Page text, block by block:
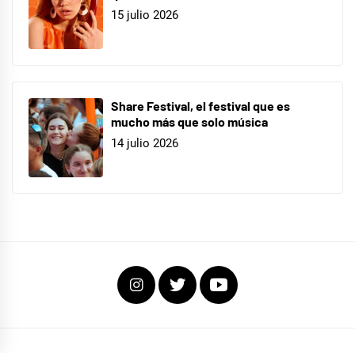
15 julio 2026
Share Festival, el festival que es
mucho más que solo música
14 julio 2026
InstagramTwitterYoutube